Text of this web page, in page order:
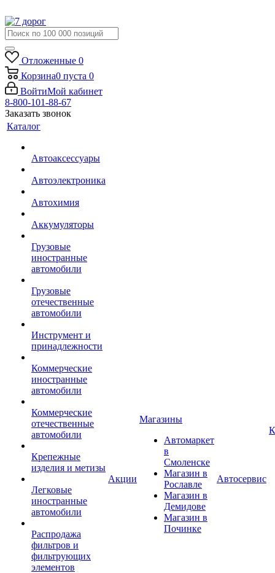
Отложенные 0
Корзина0 пуста 0
ВойтиМой кабинет
8-800-101-88-67
Заказать звонок
Каталог
Автоаксессуары
Автоэлектроника
Автохимия
Аккумуляторы
Грузовые
иностранные
автомобили
Грузовые
отечественные
автомобили
Инструмент и
принадлежности
Коммерческие
иностранные
автомобили
Коммерческие
отечественные
автомобили
Крепежные
изделия и метизы
Легковые
иностранные
автомобили
Распродажа
фильтров и
фильтрующих
элементов
Акции
Магазины
Автомаркет
в
Смоленске
Магазин в
Рославле
Магазин в
Демидове
Магазин в
Починке
Автосервис